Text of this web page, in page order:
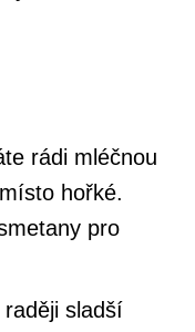
rádi mléčnou
hořké.
pro
sladší